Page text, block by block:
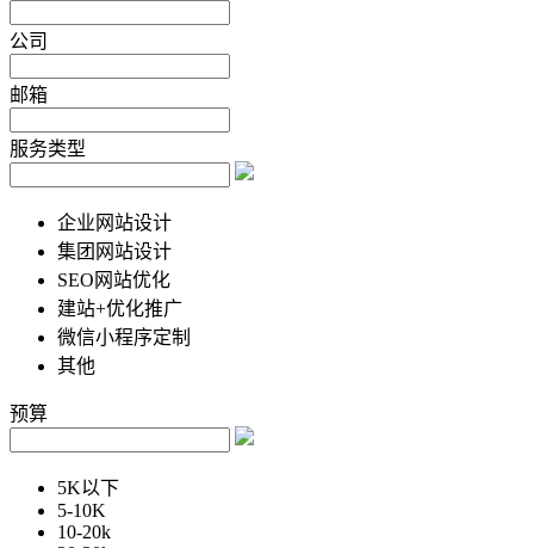
公司
邮箱
服务类型
企业网站设计
集团网站设计
SEO网站优化
建站+优化推广
微信小程序定制
其他
预算
5K以下
5-10K
10-20k